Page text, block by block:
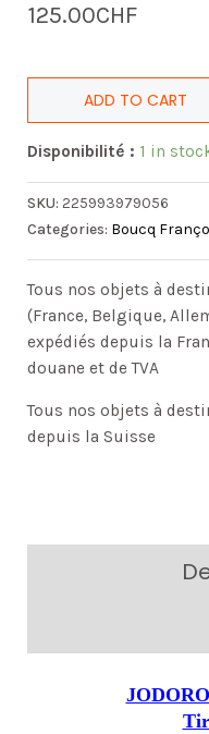
125.00CHF
ADD TO CART
Disponibilité : 1 in
SKU: 225993979056
Categories: Boucq
Tous nos objets à
(France, Belgique,
expédiés depuis la
douane et de TVA
Tous nos objets à
depuis la Suisse